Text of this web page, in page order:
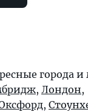
города и
, Лондон,
,